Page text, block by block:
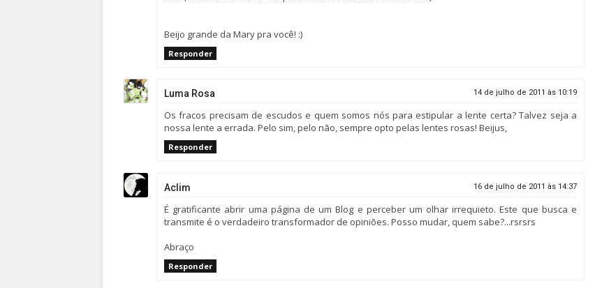
Beijo grande da Mary pra você! :)
Responder
Luma Rosa 14 de julho de 2011 às 10:19
Os fracos precisam de escudos e quem somos nós para estipular a lente certa? Talvez seja a
nossa lente a errada. Pelo sim, pelo não, sempre opto pelas lentes rosas! Beijus,
Responder
Aclim 16 de julho de 2011 às 14:37
É gratificante abrir uma página de um Blog e perceber um olhar irrequieto. Este que busca e
transmite é o verdadeiro transformador de opiniões. Posso mudar, quem sabe?...rsrsrs
Abraço
Responder